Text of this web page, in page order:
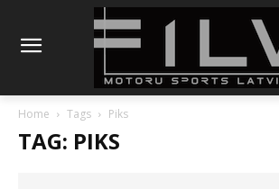
Home Tags Piks
TAG: PIKS